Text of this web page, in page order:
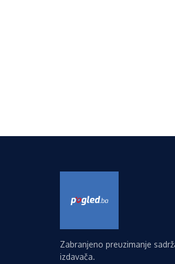
Zabranjeno preuzimanje
izdavača.